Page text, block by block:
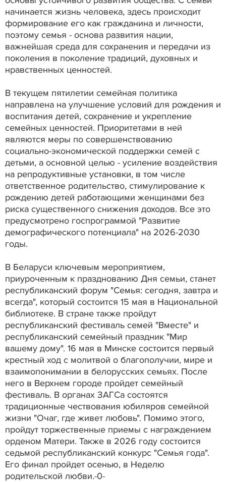
начинается жизнь человека, здесь происходит
формирование его как гражданина и личности,
поэтому семья - основа развития нации,
важнейшая среда для сохранения и передачи из
поколения в поколение традиций, духовных и
нравственных ценностей.
В текущем пятилетии семейная политика
направлена на улучшение условий для рождения и
воспитания детей, сохранение и укрепление
семейных ценностей. Приоритетами в ней
являются меры по совершенствованию
социально-экономической поддержки семей с
детьми, а основной целью - усиление воздействия
на репродуктивные установки, в том числе
ответственное родительство, стимулирование к
рождению детей работающими женщинами без
риска существенного снижения доходов. Все это
предусмотрено госпрограммой "Развитие
демографического потенциала" на 2026-2030
годы.
В Беларуси ключевым мероприятием,
приуроченным к празднованию Дня семьи, станет
республиканский форум "Семья: сегодня, завтра и
всегда", который состоится 15 мая в Национальной
библиотеке. В стране также пройдут
республиканский фестиваль семей "Вместе" и
республиканский семейный праздник "Мир
вашему дому". 16 мая в Минске состоится первый
крестный ход с молитвой о благополучии, мире и
взаимопонимании в белорусских семьях. После
него в Верхнем городе пройдет семейный
фестиваль. В органах ЗАГСа состоятся
традиционные чествования юбиляров семейной
жизни "Очаг, где живет любовь". Помимо этого,
пройдут торжественные приемы с награждением
орденом Матери. Также в 2026 году состоится
седьмой республиканский конкурс "Семья года".
Его финал пройдет осенью, в Неделю
родительской любви.-0-